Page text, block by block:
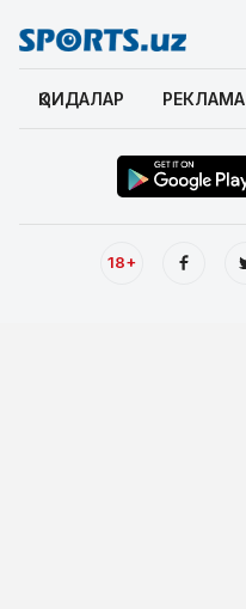
ҚОИДАЛАР РЕКЛАМА
18+